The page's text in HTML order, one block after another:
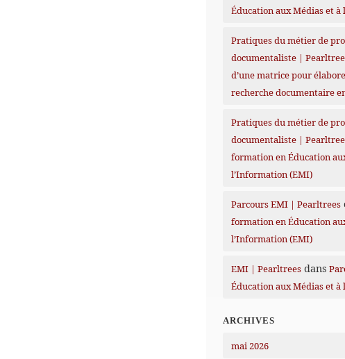
Éducation aux Médias et
Pratiques du métier de
documentaliste |
d’une matrice pour
recherche documentaire
Pratiques du métier de
documentaliste |
formation en Éducation
l’Information (EMI)
Parcours EMI | Pearltrees
formation en Éducation
l’Information (EMI)
EMI | Pearltrees dans
Éducation aux Médias et
ARCHIVES
mai 2026